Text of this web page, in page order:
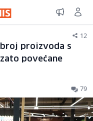
12
broj proizvoda s
povećane
79